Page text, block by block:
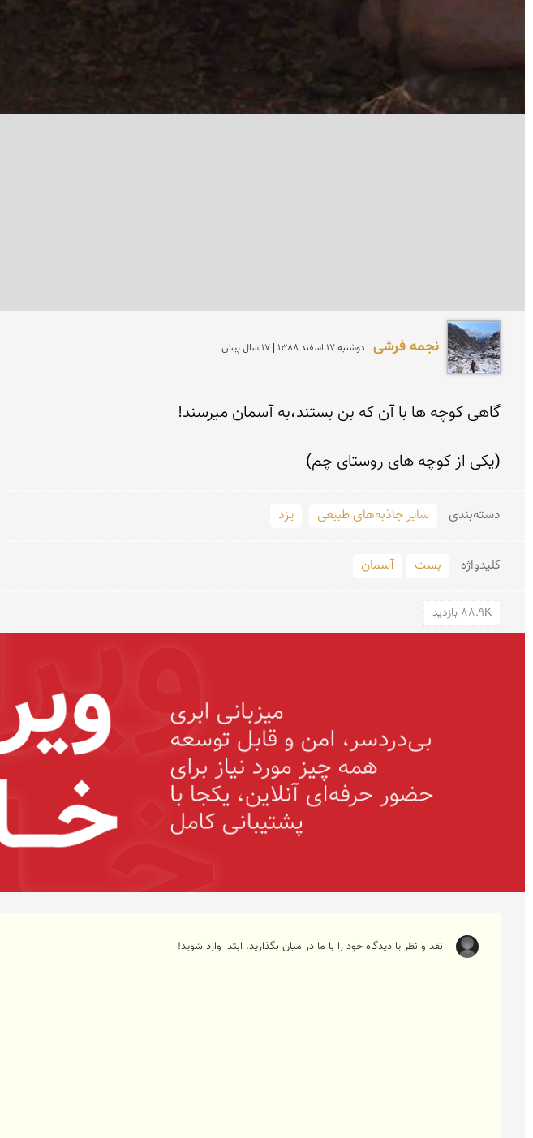
نجمه فرشی دوشنبه 17 اسفند 1388 | 17 سال پیش
(یکی از کوچه های روستای چم)
دسته‌بندی سایر جاذبه‌های طبیعی یزد
کلید‌واژه بست آسمان
88.9K بازدید